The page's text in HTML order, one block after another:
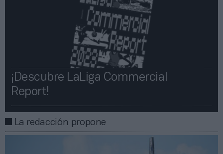
¡Descubre LaLiga Commercial
Report!​​
La redacción propone